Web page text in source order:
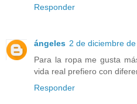
Responder
ángeles 2 de diciembre
Para la ropa me gusta
vida real prefiero con
Responder